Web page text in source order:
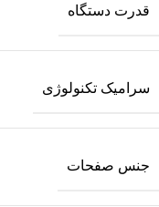
قدرت دستگاه
سرامیک تکنولوژی
جنس صفحات